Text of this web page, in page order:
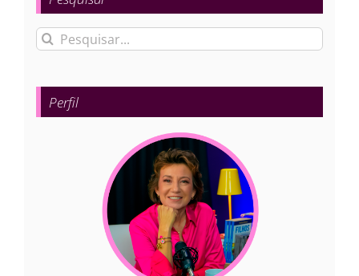
Buscar
para:
Perfil